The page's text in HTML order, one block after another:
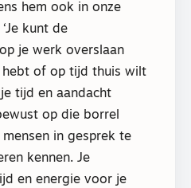
hem ook in onze
kunt de
je werk overslaan
of op tijd thuis wilt
tijd en aandacht
op die borrel
in gesprek te
kennen. Je
en energie voor je